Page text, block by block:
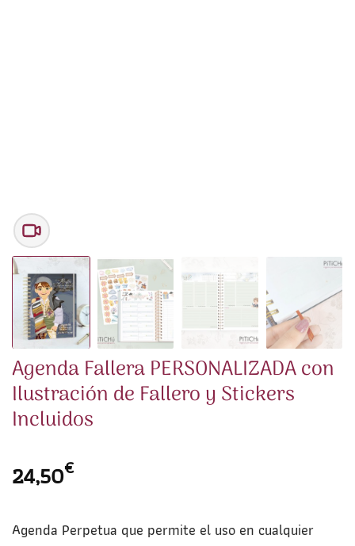
Agenda Fallera PERSONALIZADA con
Ilustración de Fallero y Stickers
Incluidos
24,50€
Agenda Perpetua que permite el uso en cualquier